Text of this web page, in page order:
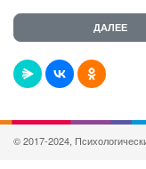
© 2017-2024,